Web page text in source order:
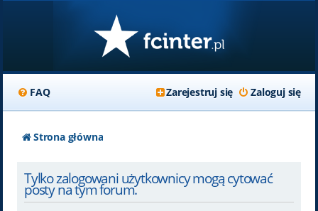
FAQ Zaloguj się
Zarejestruj się
Strona główna
Tylko zalogowani użytkownicy mogą cytować
posty na tym forum.